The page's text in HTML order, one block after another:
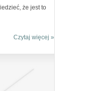
że jest to
Czytaj więcej »